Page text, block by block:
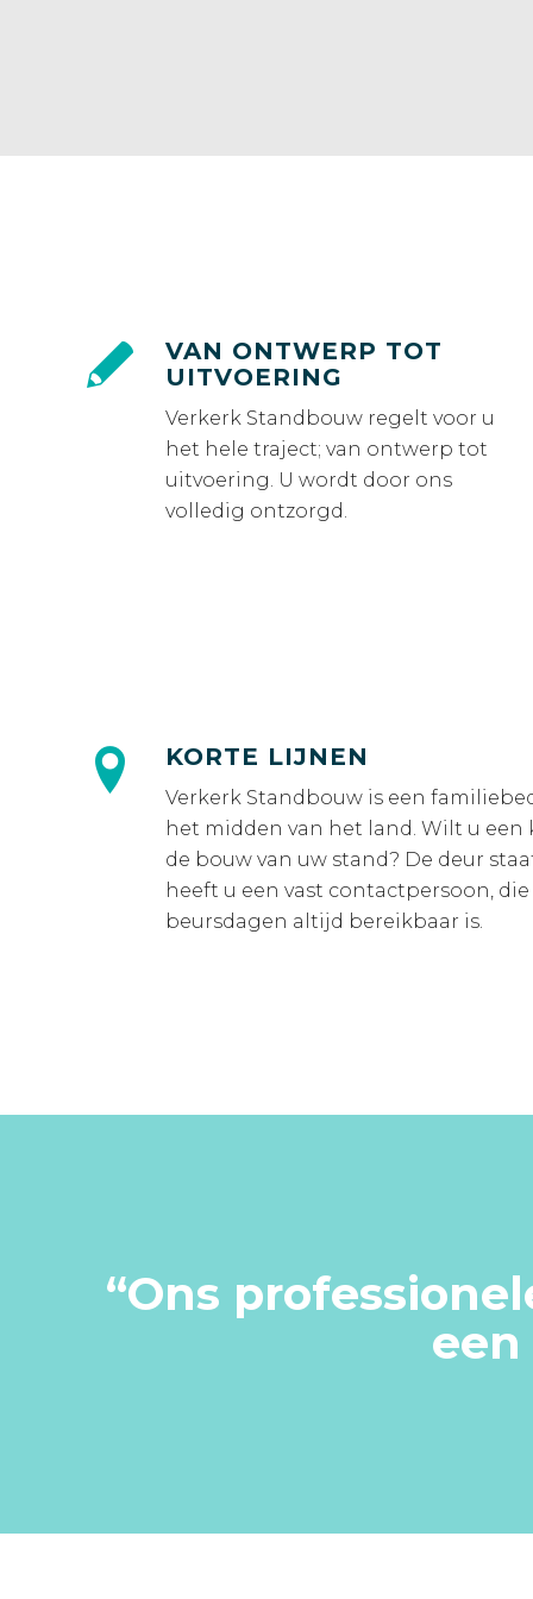
VAN ONTWERP TOT
UITVOERING
Verkerk Standbouw regelt voor u
het hele traject; van ontwerp tot
uitvoering. U wordt door ons
volledig ontzorgd.
KORTE LIJNEN
Verkerk Standbouw is een
het midden van het land. Wilt u
de bouw van uw stand? De deur
heeft u een vast contactpersoon,
beursdagen altijd bereikbaar is.
“Ons